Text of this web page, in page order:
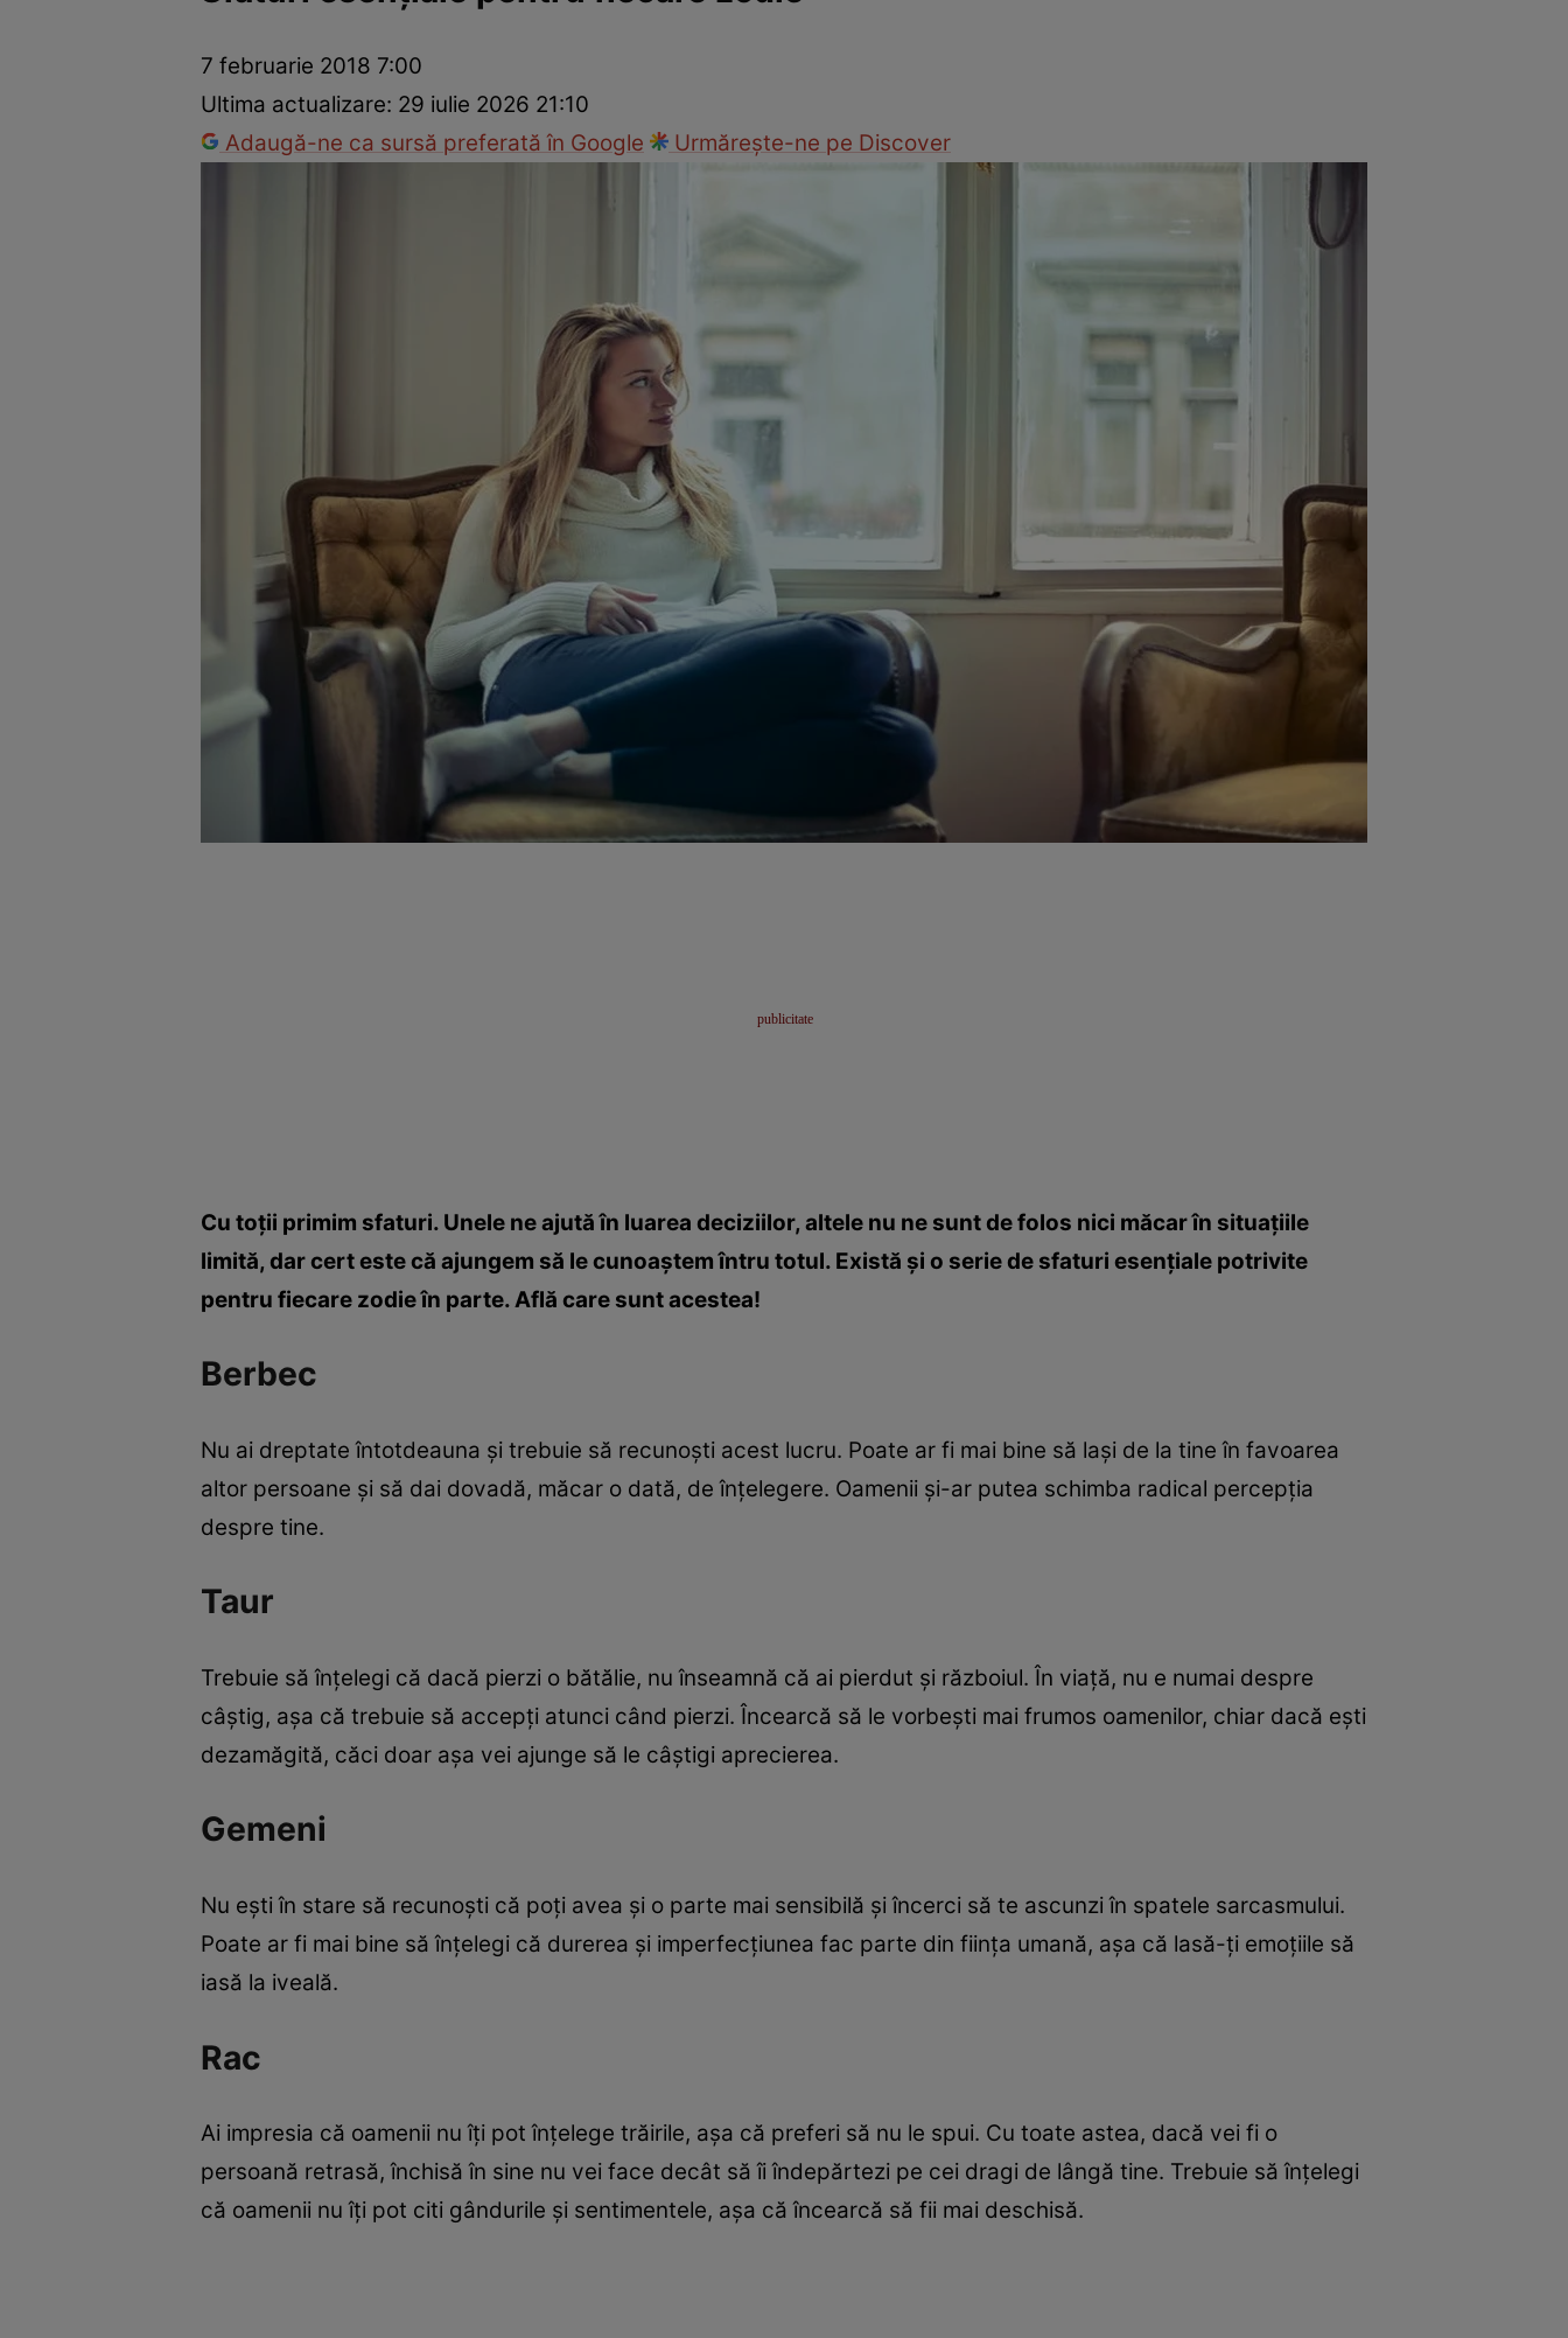
Dragoste și SexEvenimente
7 februarie 2018 7:00
Ultima actualizare: 29 iulie 2026 21:10
Adaugă-ne ca sursă preferată în Google
Urmărește-ne pe Discover
Cu toţii primim sfaturi. Unele ne ajută în luarea deciziilor, altele nu ne sunt de folos nici măcar în situaţiile
limită, dar cert este că ajungem să le cunoaştem întru totul. Există şi o serie de sfaturi esenţiale potrivite
pentru fiecare zodie în parte. Află care sunt acestea!
Berbec
Nu ai dreptate întotdeauna şi trebuie să recunoşti acest lucru. Poate ar fi mai bine să laşi de la tine în favoarea
altor persoane şi să dai dovadă, măcar o dată, de înţelegere. Oamenii şi-ar putea schimba radical percepţia
despre tine.
Taur
Trebuie să înţelegi că dacă pierzi o bătălie, nu înseamnă că ai pierdut şi războiul. În viaţă, nu e numai despre
câştig, aşa că trebuie să accepţi atunci când pierzi. Încearcă să le vorbeşti mai frumos oamenilor, chiar dacă eşti
dezamăgită, căci doar aşa vei ajunge să le câştigi aprecierea.
Gemeni
Nu eşti în stare să recunoşti că poţi avea şi o parte mai sensibilă şi încerci să te ascunzi în spatele sarcasmului.
Poate ar fi mai bine să înţelegi că durerea şi imperfecţiunea fac parte din fiinţa umană, aşa că lasă-ţi emoţiile să
iasă la iveală.
Rac
Ai impresia că oamenii nu îţi pot înţelege trăirile, aşa că preferi să nu le spui. Cu toate astea, dacă vei fi o
persoană retrasă, închisă în sine nu vei face decât să îi îndepărtezi pe cei dragi de lângă tine. Trebuie să înţelegi
că oamenii nu îţi pot citi gândurile şi sentimentele, aşa că încearcă să fii mai deschisă.